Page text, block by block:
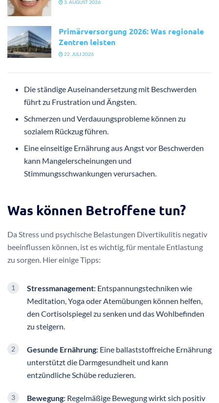
3. AUGUST 2026
Primärversorgung 2026: Was regionale
Zentren leisten
22. JULI 2026
Die ständige Auseinandersetzung mit Beschwerden
führt zu Frustration und Ängsten.
Schmerzen und Verdauungsprobleme können zu
sozialem Rückzug führen.
Eine einseitige Ernährung aus Angst vor Beschwerden
kann Mangelerscheinungen und
Stimmungsschwankungen verursachen.
Was können Betroffene tun?
Da Stress und psychische Belastungen Divertikulitis negativ
beeinflussen können, ist es wichtig, für mentale Entlastung
zu sorgen. Hier einige Tipps:
Stressmanagement: Entspannungstechniken wie
Meditation, Yoga oder Atemübungen können helfen,
den Cortisolspiegel zu senken und das Wohlbefinden
zu steigern.
Gesunde Ernährung: Eine ballaststoffreiche Ernährung
unterstützt die Darmgesundheit und kann
entzündliche Schübe reduzieren.
Bewegung: Regelmäßige Bewegung wirkt sich positiv